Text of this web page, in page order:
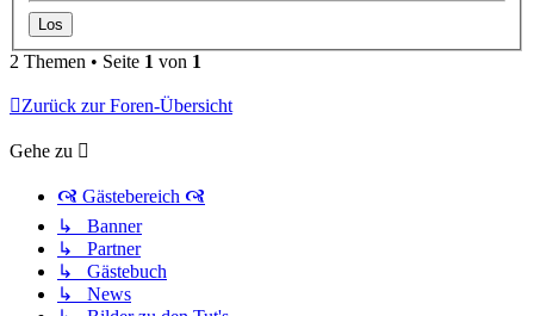
2 Themen • Seite 1 von 1
Zurück zur Foren-Übersicht
Gehe zu
🙧 Gästebereich 🙧
↳ Banner
↳ Partner
↳ Gästebuch
↳ News